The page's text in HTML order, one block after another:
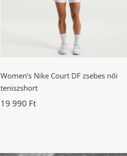
Women’s Nike Court DF zsebes női
teniszshort
19 990 Ft